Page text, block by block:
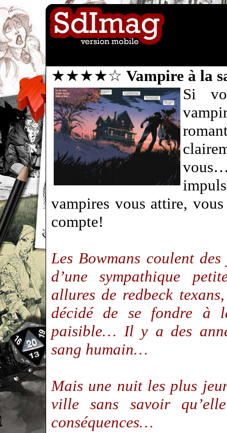
★★★★☆ Vampire à la
Si
vampires vous attire,
compte!
Les Bowmans coulent
d’une sympathique
allures de redbeck
décidé de se fondre à
paisible… Il y a des
sang humain…
Mais une nuit les plus
ville sans savoir
conséquences…